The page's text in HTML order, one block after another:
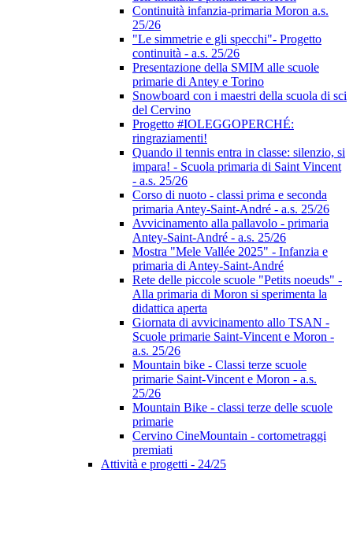
Continuità infanzia-primaria Moron a.s.
25/26
"Le simmetrie e gli specchi"- Progetto
continuità - a.s. 25/26
Presentazione della SMIM alle scuole
primarie di Antey e Torino
Snowboard con i maestri della scuola di sci
del Cervino
Progetto #IOLEGGOPERCHÉ:
ringraziamenti!
Quando il tennis entra in classe: silenzio, si
impara! - Scuola primaria di Saint Vincent
- a.s. 25/26
Corso di nuoto - classi prima e seconda
primaria Antey-Saint-André - a.s. 25/26
Avvicinamento alla pallavolo - primaria
Antey-Saint-André - a.s. 25/26
Mostra "Mele Vallée 2025" - Infanzia e
primaria di Antey-Saint-André
Rete delle piccole scuole "Petits noeuds" -
Alla primaria di Moron si sperimenta la
didattica aperta
Giornata di avvicinamento allo TSAN -
Scuole primarie Saint-Vincent e Moron -
a.s. 25/26
Mountain bike - Classi terze scuole
primarie Saint-Vincent e Moron - a.s.
25/26
Mountain Bike - classi terze delle scuole
primarie
Cervino CineMountain - cortometraggi
premiati
Attività e progetti - 24/25